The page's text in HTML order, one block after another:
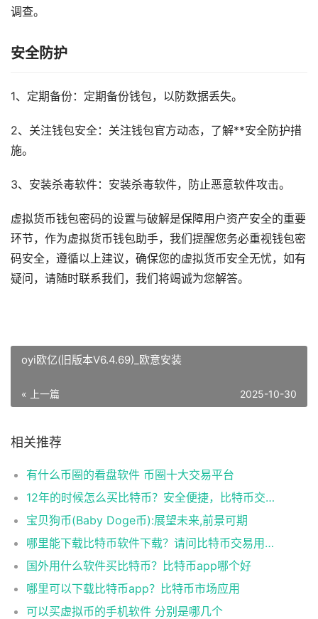
调查。
安全防护
1、定期备份：定期备份钱包，以防数据丢失。
2、关注钱包安全：关注钱包官方动态，了解**安全防护措
施。
3、安装杀毒软件：安装杀毒软件，防止恶意软件攻击。
虚拟货币钱包密码的设置与破解是保障用户资产安全的重要
环节，作为虚拟货币钱包助手，我们提醒您务必重视钱包密
码安全，遵循以上建议，确保您的虚拟货币安全无忧，如有
疑问，请随时联系我们，我们将竭诚为您解答。
oyi欧亿(旧版本V6.4.69)_欧意安装
« 上一篇 2025-10-30
相关推荐
有什么币圈的看盘软件 币圈十大交易平台
12年的时候怎么买比特币？安全便捷，比特币交易首选
宝贝狗币(Baby Doge币):展望未来,前景可期
哪里能下载比特币软件下载？请问比特币交易用什么软件
国外用什么软件买比特币？比特币app哪个好
哪里可以下载比特币app？比特币市场应用
可以买虚拟币的手机软件 分别是哪几个